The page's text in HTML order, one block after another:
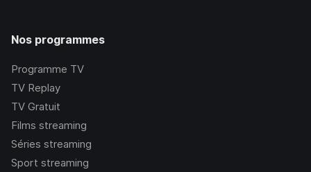
Nos programmes
Programme TV
TV Replay
TV Gratuit
Films streaming
Séries streaming
Sport streaming